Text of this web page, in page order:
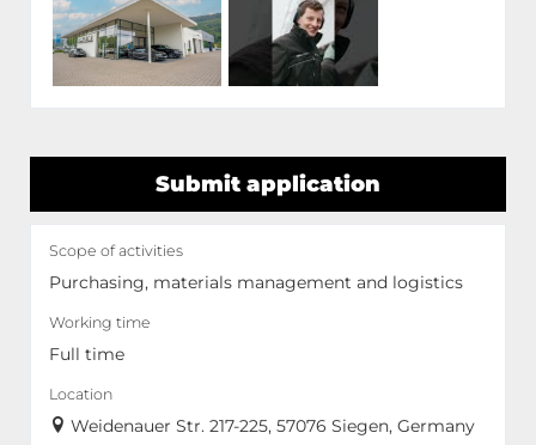
Submit application
Scope of activities
Purchasing, materials management and logistics
Working time
Full time
Location
Weidenauer Str. 217-225, 57076 Siegen, Germany